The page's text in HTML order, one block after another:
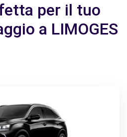
per il tuo
a LIMOGES